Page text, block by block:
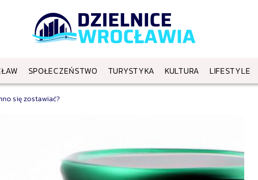
SPOŁECZEŃSTWO TURYSTYKA KULTURA LIFESTYLE
się zostawiać?